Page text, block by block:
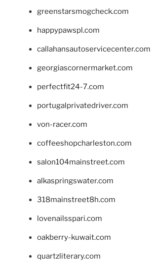
greenstarsmogcheck.com
happypawspl.com
callahansautoservicecenter.com
georgiascornermarket.com
perfectfit24-7.com
portugalprivatedriver.com
von-racer.com
coffeeshopcharleston.com
salon104mainstreet.com
alkaspringswater.com
318mainstreet8h.com
lovenailsspari.com
oakberry-kuwait.com
quartzliterary.com